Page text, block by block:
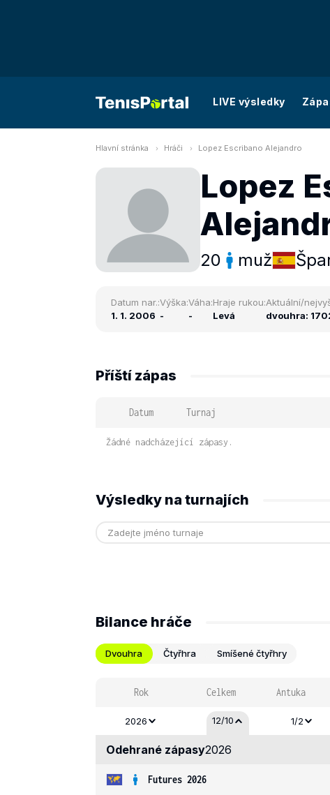
LIVE výsledky
Hlavní stránka Hráči Lopez Escribano Alejandro
Lopez
20 muž
Datum nar.:
1. 1. 2006
Výška:
-
Váha:
-
Hraje rukou:
Levá
Aktuální/
dvouhra:
Příští zápas
Datum Turnaj
Žádné nadcházející zápasy.
Výsledky na turnajích
Bilance hráče
Dvouhra Čtyřhra Smíšené čtyřhry
Rok Celkem Antuka
2026 12/10 1/2
Odehrané zápasy2026
Futures 2026